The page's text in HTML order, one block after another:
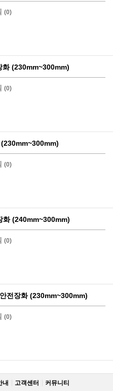
(0)
화 (230mm~300mm)
(0)
(0)
화 (240mm~300mm)
(0)
전장화 (230mm~300mm)
(0)
내 고객센터 커뮤니티